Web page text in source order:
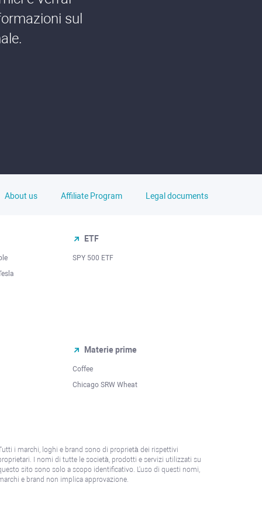
sul
About us Affiliate Program Legal documents
ETF
SPY 500 ETF
Materie prime
Coffee
Chicago SRW Wheat
i marchi, loghi e brand sono di proprietà dei rispettivi
I nomi di tutte le società, prodotti e servizi utilizzati su
sito sono solo a scopo identificativo. L'uso di questi nomi,
e brand non implica approvazione.